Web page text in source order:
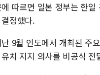
따르면 일본 정부는 한
정했다.
9월 인도에서 개최된 주
치 지지 의사를 비공식